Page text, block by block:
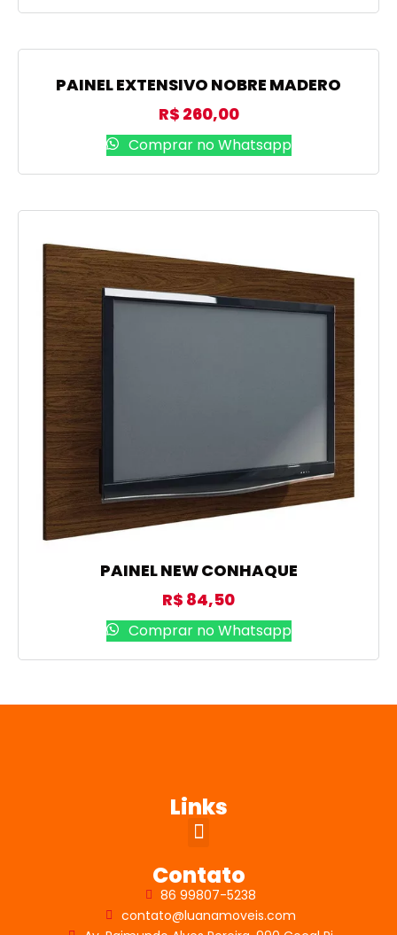
PAINEL EXTENSIVO NOBRE MADERO
R$ 260,00
Comprar no Whatsapp
PAINEL NEW CONHAQUE
R$ 84,50
Comprar no Whatsapp
Links
Contato
86 99807-5238
contato@luanamoveis.com